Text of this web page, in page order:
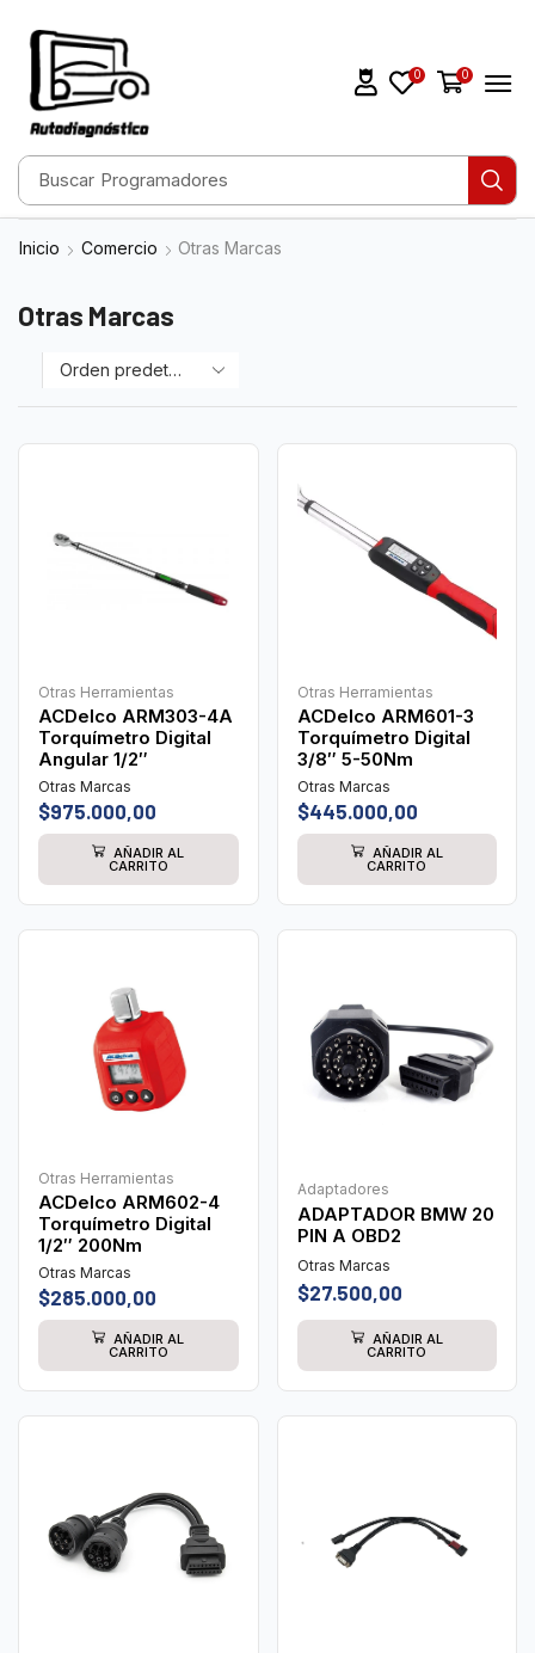
Buscar Escáneres
0 0
Inicio Comercio Otras Marcas
Otras Marcas
Otras Herramientas
ACDelco ARM303-4A
Torquímetro Digital
Angular 1/2″
Otras Marcas
$975.000,00
AÑADIR AL
CARRITO
Otras Herramientas
ACDelco ARM601-3
Torquímetro Digital
3/8″ 5-50Nm
Otras Marcas
$445.000,00
AÑADIR AL
CARRITO
Otras Herramientas
ACDelco ARM602-4
Torquímetro Digital
1/2″ 200Nm
Otras Marcas
$285.000,00
AÑADIR AL
CARRITO
Adaptadores
ADAPTADOR BMW 20
PIN A OBD2
Otras Marcas
$27.500,00
AÑADIR AL
CARRITO